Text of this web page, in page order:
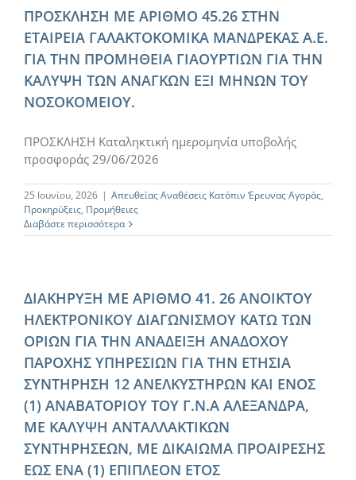
ΠΡΟΣΚΛΗΣΗ ΜΕ ΑΡΙΘΜΟ 45.26 ΣΤΗΝ
ΕΤΑΙΡΕΙΑ ΓΑΛΑΚΤΟΚΟΜΙΚΑ ΜΑΝΔΡΕΚΑΣ Α.Ε.
ΓΙΑ ΤΗΝ ΠΡΟΜΗΘΕΙΑ ΓΙΑΟΥΡΤΙΩΝ ΓΙΑ ΤΗΝ
ΚΑΛΥΨΗ ΤΩΝ ΑΝΑΓΚΩΝ ΕΞΙ ΜΗΝΩΝ ΤΟΥ
ΝΟΣΟΚΟΜΕΙΟΥ.
ΠΡΟΣΚΛΗΣΗ Καταληκτική ημερομηνία υποβολής
προσφοράς 29/06/2026
25 Ιουνίου, 2026 | Απευθείας Αναθέσεις Κατόπιν Έρευνας Αγοράς,
Προκηρύξεις, Προμήθειες
Διαβάστε περισσότερα
ΔΙΑΚΗΡΥΞΗ ΜΕ ΑΡΙΘΜΟ 41. 26 ΑΝΟΙΚΤΟΥ
ΗΛΕΚΤΡΟΝΙΚΟΥ ΔΙΑΓΩΝΙΣΜΟΥ ΚΑΤΩ ΤΩΝ
ΟΡΙΩΝ ΓΙΑ ΤΗΝ ΑΝΑΔΕΙΞΗ ΑΝΑΔΟΧΟΥ
ΠΑΡΟΧΗΣ ΥΠΗΡΕΣΙΩΝ ΓΙΑ ΤΗΝ ΕΤΗΣΙΑ
ΣΥΝΤΗΡΗΣΗ 12 ΑΝΕΛΚΥΣΤΗΡΩΝ ΚΑΙ ΕΝΟΣ
(1) ΑΝΑΒΑΤΟΡΙΟΥ ΤΟΥ Γ.Ν.Α ΑΛΕΞΑΝΔΡΑ,
ΜΕ ΚΑΛΥΨΗ ΑΝΤΑΛΛΑΚΤΙΚΩΝ
ΣΥΝΤΗΡΗΣΕΩΝ, ΜΕ ΔΙΚΑΙΩΜΑ ΠΡΟΑΙΡΕΣΗΣ
ΕΩΣ ΕΝΑ (1) ΕΠΙΠΛΕΟΝ ΕΤΟΣ